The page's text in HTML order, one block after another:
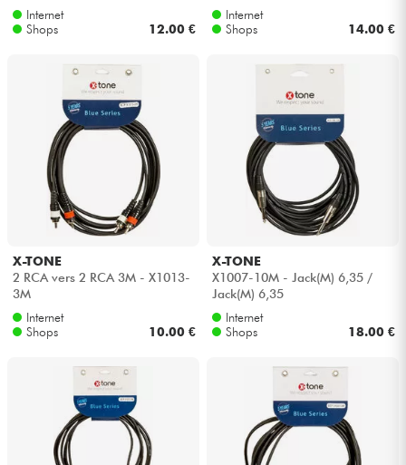
Internet
Shops
12.00 €
Internet
Shops
14.00 €
X-TONE
2 RCA vers 2 RCA 3M - X1013-
3M
Internet
Shops
10.00 €
X-TONE
X1007-10M - Jack(M) 6,35 /
Jack(M) 6,35
Internet
Shops
18.00 €